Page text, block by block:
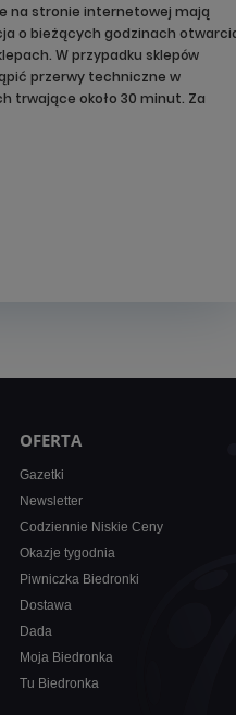
na stronie internetowej mają
o bieżących godzinach
W przypadku sklepów
przerwy techniczne w
trwające około 30 minut. Za
OFERTA
Gazetki
Newsletter
Codziennie Niskie Ceny
Okazje tygodnia
Piwniczka Biedronki
Dostawa
Dada
Moja Biedronka
Tu Biedronka